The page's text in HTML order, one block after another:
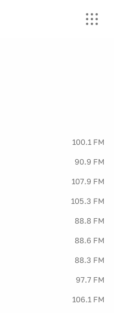
100.1 FM
90.9 FM
107.9 FM
105.3 FM
88.8 FM
88.6 FM
88.3 FM
97.7 FM
106.1 FM